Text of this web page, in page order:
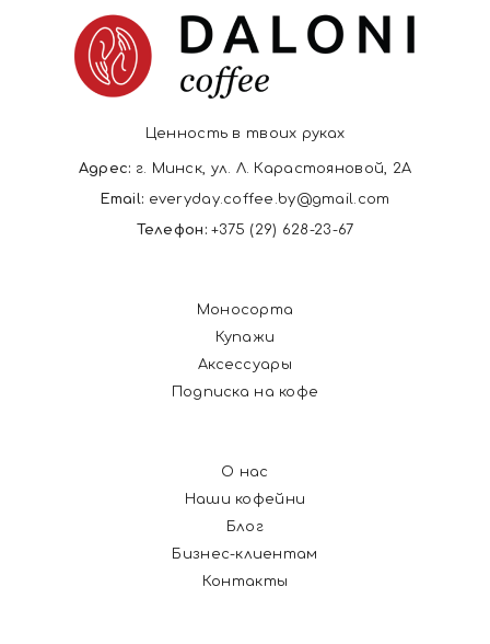
Ценность в твоих руках
Адрес: г. Минск, ул. Л. Карастояновой, 2А
Email: everyday.coffee.by@gmail.com
Телефон: +375 (29) 628-23-67
Моносорта
Купажи
Аксессуары
Подписка на кофе
О нас
Наши кофейни
Блог
Бизнес-клиентам
Контакты